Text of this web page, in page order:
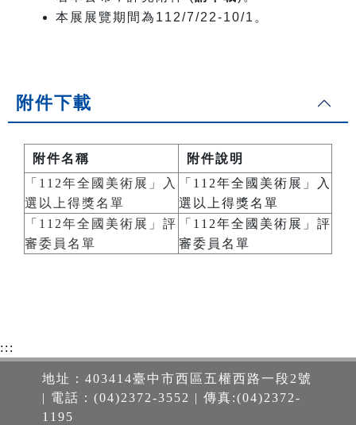
本展展覽期間為112/7/22-10/1。
附件下載
附件名稱
附件說明
「112年全國美術展」入
選以上得獎名單
「112年全國美術展」入
選以上得獎名單
「112年全國美術展」評
審委員名單
「112年全國美術展」評
審委員名單
:::
地址：403414臺中市西區五權西路一段2號
| 電話：(04)2372-3552 | 傳真:(04)2372-
1195